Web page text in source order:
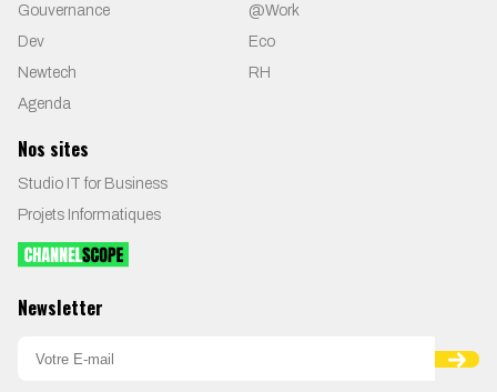
Gouvernance
@Work
Dev
Eco
Newtech
RH
Agenda
Nos sites
Studio IT for Business
Projets Informatiques
Newsletter